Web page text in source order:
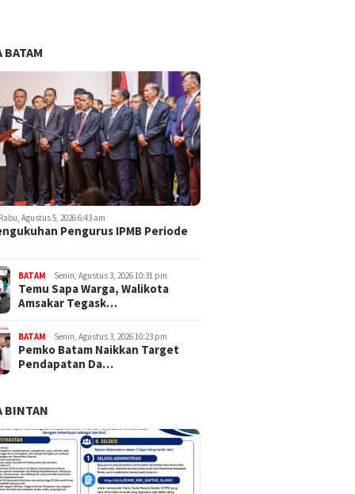
OPD Diminta Tak
Tanggung Jawab,
Karimun Rocky Bidik
RBS 2026
90
Buka Diklat Paskibraka
Karimun 2026, Wabup Rocky:
Tugas Ini Bukan Sekadar
Baris-Berbaris
BATAM
Agustus 5, 2026 6:43 am
Pengurus IPMB Periode
BATAM Senin, Agustus 3, 2026 10:31 pm
Temu Sapa Warga, Walikota
Amsakar Tegask…
BATAM Senin, Agustus 3, 2026 10:23 pm
Pemko Batam Naikkan Target
Pendapatan Da…
BINTAN